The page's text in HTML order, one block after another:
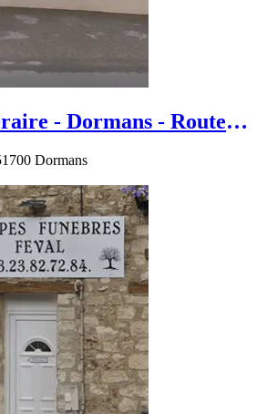
- Dormans - Route
Dormans